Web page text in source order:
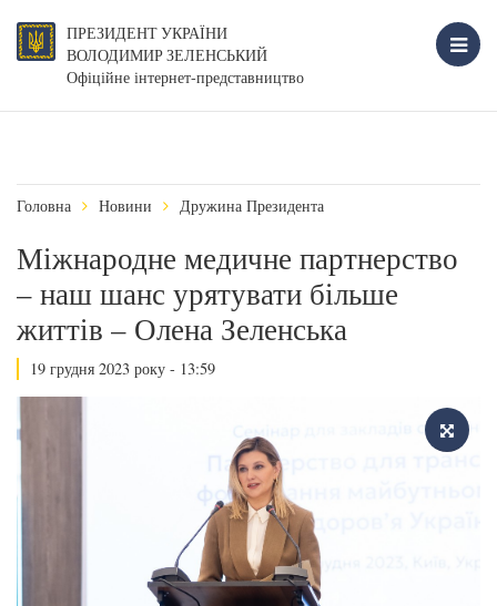
ПРЕЗИДЕНТ УКРАЇНИ
ВОЛОДИМИР ЗЕЛЕНСЬКИЙ
Офіційне інтернет-представництво
Головна Новини Дружина Президента
Міжнародне медичне партнерство
– наш шанс урятувати більше
життів – Олена Зеленська
19 грудня 2023 року - 13:59